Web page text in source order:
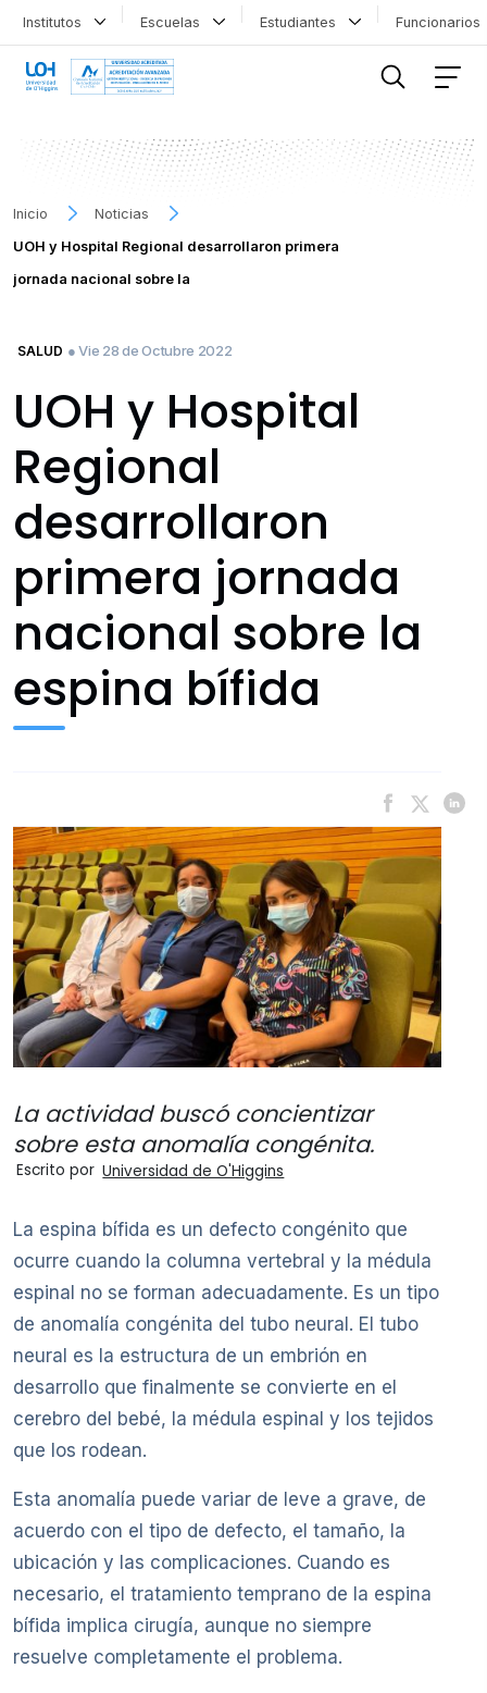
Institutos Escuelas Estudiantes
Inicio
Noticias
UOH y Hospital Regional desarrollaron primera
jornada nacional sobre la
SALUD ● Vie 28 de Octubre 2022
UOH y Hospital
Regional
desarrollaron
primera jornada
nacional sobre la
espina bífida
La actividad buscó concientizar
sobre esta anomalía congénita.
Escrito por Universidad de O'Higgins
La espina bífida es un defecto congénito que
ocurre cuando la columna vertebral y la médula
espinal no se forman adecuadamente. Es un tipo
de anomalía congénita del tubo neural. El tubo
neural es la estructura de un embrión en
desarrollo que finalmente se convierte en el
cerebro del bebé, la médula espinal y los tejidos
que los rodean.
Esta anomalía puede variar de leve a grave, de
acuerdo con el tipo de defecto, el tamaño, la
ubicación y las complicaciones. Cuando es
necesario, el tratamiento temprano de la espina
bífida implica cirugía, aunque no siempre
resuelve completamente el problema.